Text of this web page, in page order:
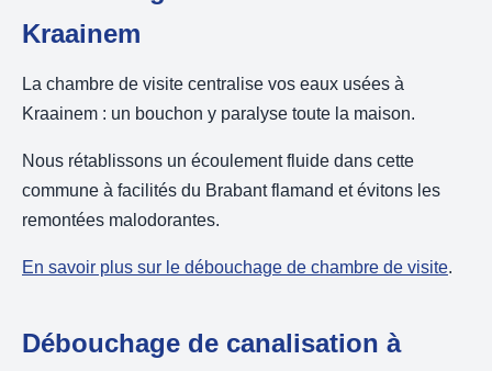
Kraainem
La chambre de visite centralise vos eaux usées à
Kraainem : un bouchon y paralyse toute la maison.
Nous rétablissons un écoulement fluide dans cette
commune à facilités du Brabant flamand et évitons les
remontées malodorantes.
En savoir plus sur le débouchage de chambre de visite.
Débouchage de canalisation à